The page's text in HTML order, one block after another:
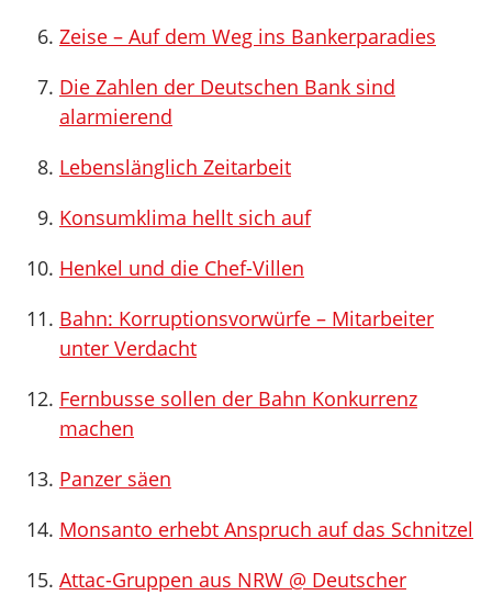
Zeise – Auf dem Weg ins Bankerparadies
Die Zahlen der Deutschen Bank sind
alarmierend
Lebenslänglich Zeitarbeit
Konsumklima hellt sich auf
Henkel und die Chef-Villen
Bahn: Korruptionsvorwürfe – Mitarbeiter
unter Verdacht
Fernbusse sollen der Bahn Konkurrenz
machen
Panzer säen
Monsanto erhebt Anspruch auf das Schnitzel
Attac-Gruppen aus NRW @ Deutscher